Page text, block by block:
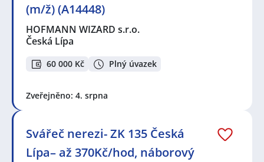
(m/ž) (A14448)
HOFMANN WIZARD s.r.o.
Česká Lípa
60 000 Kč Plný úvazek
Zveřejněno: 4. srpna
Svářeč nerezi- ZK 135 Česká
Lípa– až 370Kč/hod, náborový